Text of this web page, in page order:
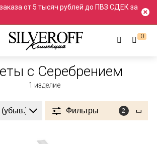
от 5 тысяч рублей до ПВЗ СДЕК за
0
Иконы Амулеты
с Серебрением
1 изделие
Фильтры 2